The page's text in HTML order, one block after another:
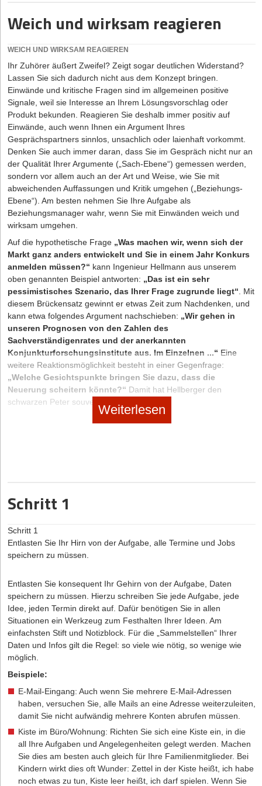
erlaubt der äußere Eindruck, den der Gründer vermittelt, bereits
eine gute Einschätzung, ob wir einen Kredit anbieten können“,
Bank.
Zur Checkliste So gelingt der gute erste Eindruck
FARBEN UND IHRE WIRKUNG
Je nach Bedeutung eines Gesprächs lohnt es sich, sich auch mit
den Feinheiten der eigenen Wirkung vertraut zu machen. Farben
zum Beispiel wirken ganz unterschiedlich. Während dieselbe Farbe
den einen optimal zur Geltung bringt, wirkt der andere blass und
geschwächt. Besondere Aufmerksamkeit erfordern auch Brillen
und Bärte, die das Gesicht im schlimmsten Fall verstecken und
unvorteilhaft wirken lassen. Durch die Auswahl der richtigen
Fassung samt entspiegelter Gläser kann man dem genauso
entgegenwirken wie durch die regelmäßige Reinigung der Brille.
Genau wie eine gepflegte Frisur für Gründer aller Branchen Pflicht
ist die Wahl des richtigen Schmucks ein kontrovers diskutiertes
Thema. Konsens besteht dahingehend, dass dezentes
Unterstatement immer eine gute Wahl ist. Gleiches gilt auch für
den Kleidungsstil: lieber etwas underdressed als overdressed. „Die
ausgewählte Kleidung und die Accessoires sollten zur Person und
zum Anlass passen“, fasst Knigge-Trainer Dr. Klein zusammen.
Zur Checkliste Tipps zum Umgang mit und in den Medien
Weich und wirksam reagieren
WEICH UND WIRKSAM REAGIEREN
Ihr Zuhörer äußert Zweifel? Zeigt sogar deutlichen Widerstand?
Lassen Sie sich dadurch nicht aus dem Konzept bringen.
Einwände und kritische Fragen sind im allgemeinen positive
Signale, weil sie Interesse an Ihrem Lösungsvorschlag oder
Produkt bekunden. Reagieren Sie deshalb immer positiv auf
Einwände, auch wenn Ihnen ein Argument Ihres
Gesprächspartners sinnlos, unsachlich oder laienhaft vorkommt.
Denken Sie auch immer daran, dass Sie im Gespräch nicht nur an
der Qualität Ihrer Argumente („Sach-Ebene“) gemessen werden,
sondern vor allem auch an der Art und Weise, wie Sie mit
abweichenden Auffassungen und Kritik umgehen („Beziehungs-
Ebene“). Am besten nehmen Sie Ihre Aufgabe als
Beziehungsmanager wahr, wenn Sie mit Einwänden weich und
wirksam umgehen.
Auf die hypothetische Frage „Was machen wir, wenn sich der
Markt ganz anders entwickelt und Sie in einem Jahr Konkurs
anmelden müssen?“ kann Ingenieur Hellmann aus unserem
oben genannten Beispiel antworten: „Das ist ein sehr
pessimistisches Szenario, das Ihrer Frage zugrunde liegt“ . Mit
diesem Brückensatz gewinnt er etwas Zeit zum Nachdenken, und
kann etwa folgendes Argument nachschieben: „Wir gehen in
unseren Prognosen von den Zahlen des
Sachverständigenrates und der anerkannten
Konjunkturforschungsinstitute aus. Im Einzelnen ...“ Eine
weitere Reaktionsmöglichkeit besteht in einer Gegenfrage:
„Welche Gesichtspunkte bringen Sie dazu, dass die
Neuerung scheitern könnte?“ Damit hat Hellberger den
schwarzen Peter souverän zurück gespielt.
haltensveränderungen. Allerdings haben sich Ersatzkriterien
Beispiele geben: 1) ... 2) ...“
Um positiv auf Einwände zu reagieren, können Sie auch auf die
Technik der bedingten Zustimmung zurückgreifen. Trainer Schuler
folgender Formulierung zurück auf Kurs zu bringen:„Ich bin
Ihnen dankbar, dass Sie den Punkt Erfolgskontrolle
ansprechen ...“. Eine weitere, wirksame Einwandtechnik ist die
Vorteile-Nachteile-Methode.„Das ist richtig, VIPS sind beim
Thema persönliches Coaching zurückhaltend“, könnte etwa
Fitnesstrainerin Eva Schneider entgegnen (bedingte Zustimmung).
„Wir dürfen aber nicht vergessen, dass persönliches
Trends erfahrungsgemäß zeitverzögert auch in Europa
durchsetzen“.
Kurzum: Wenn ein berechtigter Nachteil angesprochen wird, ist es
ratsam, diesen ehrlich zuzugeben. Dies fördert Ihre
Glaubwürdigkeit und mindert durchaus nicht Ihre reelen Chancen,
den Gesprächspartner zu überzeugen.
UNFAIRE TAKTIKEN ABWEHREN
Weiterlesen
Schritt 1
Schritt 1
Entlasten Sie Ihr Hirn von der Aufgabe, alle Termine und Jobs
speichern zu müssen.
Entlasten Sie konsequent Ihr Gehirn von der Aufgabe, Daten
speichern zu müssen. Hierzu schreiben Sie jede Aufgabe, jede
Idee, jeden Termin direkt auf. Dafür benötigen Sie in allen
Situationen ein Werkzeug zum Festhalten Ihrer Ideen. Am
einfachsten Stift und Notizblock. Für die „Sammelstellen“ Ihrer
Daten und Infos gilt die Regel: so viele wie nötig, so wenige wie
möglich.
Beispiele:
E-Mail-Eingang: Auch wenn Sie mehrere E-Mail-Adressen
haben, versuchen Sie, alle Mails an eine Adresse weiterzuleiten,
damit Sie nicht aufwändig mehrere Konten abrufen müssen.
Kiste im Büro/Wohnung: Richten Sie sich eine Kiste ein, in die
all Ihre Aufgaben und Angelegenheiten gelegt werden. Machen
Sie dies am besten auch gleich für Ihre Familienmitglieder. Bei
Kindern wirkt dies oft Wunder: Zettel in der Kiste heißt, ich habe
noch etwas zu tun, Kiste leer heißt, ich darf spielen. Wenn Sie